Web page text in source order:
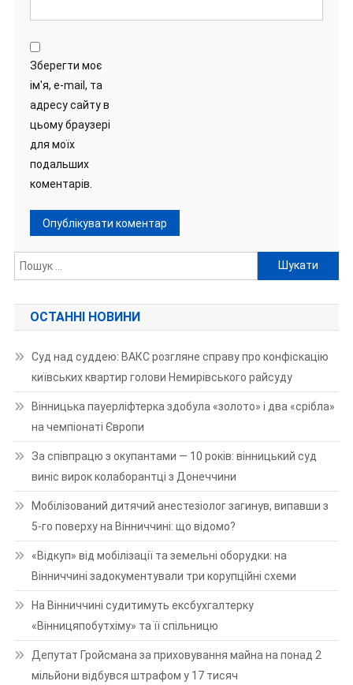
Зберегти моє
ім'я, e-mail, та
адресу сайту в
цьому браузері
для моїх
подальших
коментарів.
Пошук:
ОСТАННІ НОВИНИ
Суд над суддею: ВАКС розгляне справу про конфіскацію
київських квартир голови Немирівського райсуду
Вінницька пауерліфтерка здобула «золото» і два «срібла»
на чемпіонаті Європи
За співпрацю з окупантами — 10 років: вінницький суд
виніс вирок колаборантці з Донеччини
Мобілізований дитячий анестезіолог загинув, випавши з
5-го поверху на Вінниччині: що відомо?
«Відкуп» від мобілізації та земельні оборудки: на
Вінниччині задокументували три корупційні схеми
На Вінниччині судитимуть ексбухгалтерку
«Вінницяпобутхіму» та її спільницю
Депутат Гройсмана за приховування майна на понад 2
мільйони відбувся штрафом у 17 тисяч